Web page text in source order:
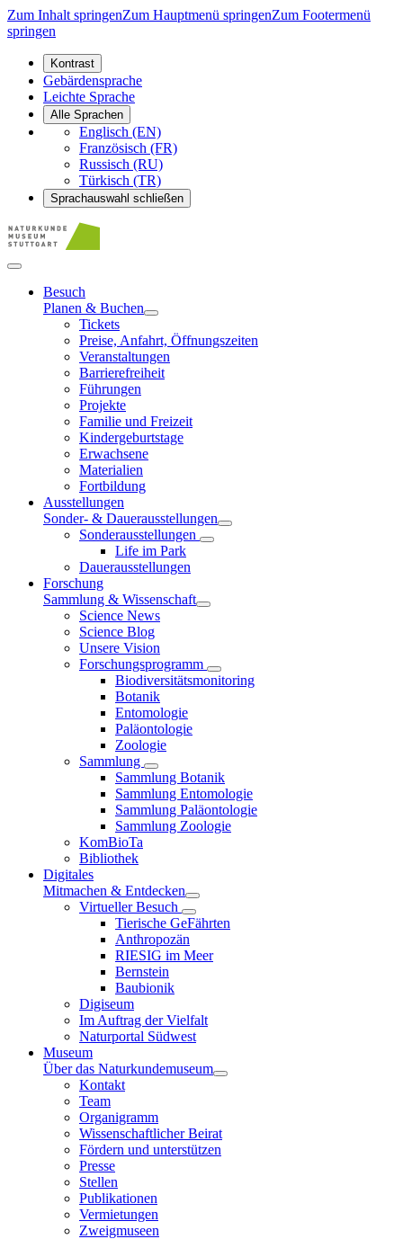
Zum Inhalt springenZum Hauptmenü springenZum Footermenü
springen
Kontrast
Gebärdensprache
Leichte Sprache
Alle Sprachen
Englisch (EN)
Französisch (FR)
Russisch (RU)
Türkisch (TR)
Sprachauswahl schließen
Besuch
Planen & Buchen
Tickets
Preise, Anfahrt, Öffnungszeiten
Veranstaltungen
Barrierefreiheit
Führungen
Projekte
Familie und Freizeit
Kindergeburtstage
Erwachsene
Materialien
Fortbildung
Ausstellungen
Sonder- & Dauerausstellungen
Sonderausstellungen
Life im Park
Dauerausstellungen
Forschung
Sammlung & Wissenschaft
Science News
Science Blog
Unsere Vision
Forschungsprogramm
Biodiversitätsmonitoring
Botanik
Entomologie
Paläontologie
Zoologie
Sammlung
Sammlung Botanik
Sammlung Entomologie
Sammlung Paläontologie
Sammlung Zoologie
KomBioTa
Bibliothek
Digitales
Mitmachen & Entdecken
Virtueller Besuch
Tierische GeFährten
Anthropozän
RIESIG im Meer
Bernstein
Baubionik
Digiseum
Im Auftrag der Vielfalt
Naturportal Südwest
Museum
Über das Naturkundemuseum
Kontakt
Team
Organigramm
Wissenschaftlicher Beirat
Fördern und unterstützen
Presse
Stellen
Publikationen
Vermietungen
Zweigmuseen